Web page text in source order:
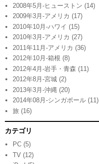
2008年5月-ヒューストン (14)
2009年3月-アメリカ (17)
2010年10月-ハワイ (15)
2010年3月-アメリカ (27)
2011年11月-アメリカ (36)
2012年10月-箱根 (8)
2012年4月-岩手・青森 (11)
2012年8月-宮城 (2)
2013年3月-沖縄 (20)
2014年08月-シンガポール (11)
旅 (16)
カテゴリ
PC (5)
TV (12)